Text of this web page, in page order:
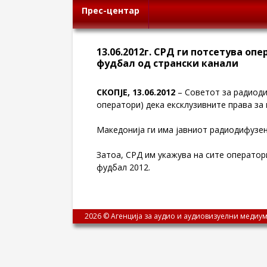
Прес-центар
13.06.2012г. СРД ги потсетува
фудбал од странски канали
СКОПЈЕ, 13.06.2012 – Советот за
оператори) дека ексклузивните права
Македонија ги има јавниот
Затоа, СРД им укажува на сите
фудбал 2012.
2026 © Агенција за аудио и аудиовизуелни